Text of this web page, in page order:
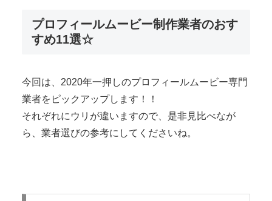
プロフィールムービー制作業者のおす
すめ11選☆
今回は、2020年一押しのプロフィールムービー専門
業者をピックアップします！！
それぞれにウリが違いますので、是非見比べなが
ら、業者選びの参考にしてくださいね。